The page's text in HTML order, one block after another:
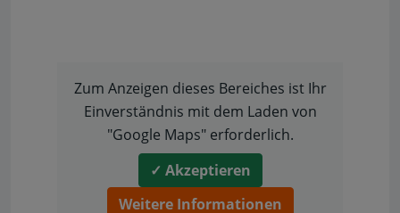
Zum Anzeigen dieses Bereiches ist Ihr
Einverständnis mit dem Laden von
"Google Maps" erforderlich.
✓ Akzeptieren
Weitere Informationen